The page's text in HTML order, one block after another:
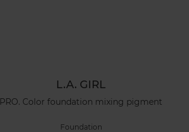
L.A. GIRL
PRO. Color foundation mixing pigment
Foundation